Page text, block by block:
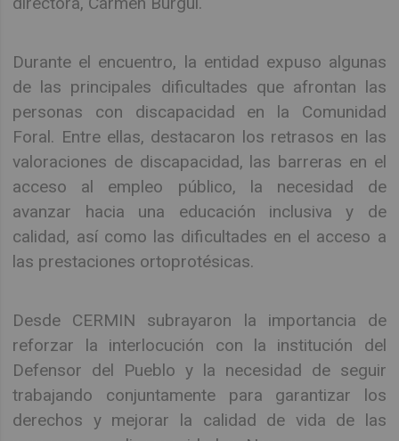
Durante el encuentro, la entidad expuso algunas
de las principales dificultades que afrontan las
personas con discapacidad en la Comunidad
Foral. Entre ellas, destacaron los retrasos en las
valoraciones de discapacidad, las barreras en el
acceso al empleo público, la necesidad de
avanzar hacia una educación inclusiva y de
calidad, así como las dificultades en el acceso a
las prestaciones ortoprotésicas.
Desde CERMIN subrayaron la importancia de
reforzar la interlocución con la institución del
Defensor del Pueblo y la necesidad de seguir
trabajando conjuntamente para garantizar los
derechos y mejorar la calidad de vida de las